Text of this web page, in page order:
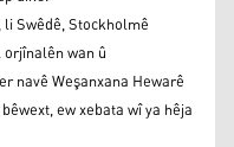
Swêdê, Stockholmê
wan û
navê Weşanxana Hewarê
ew xebata wî ya hêja